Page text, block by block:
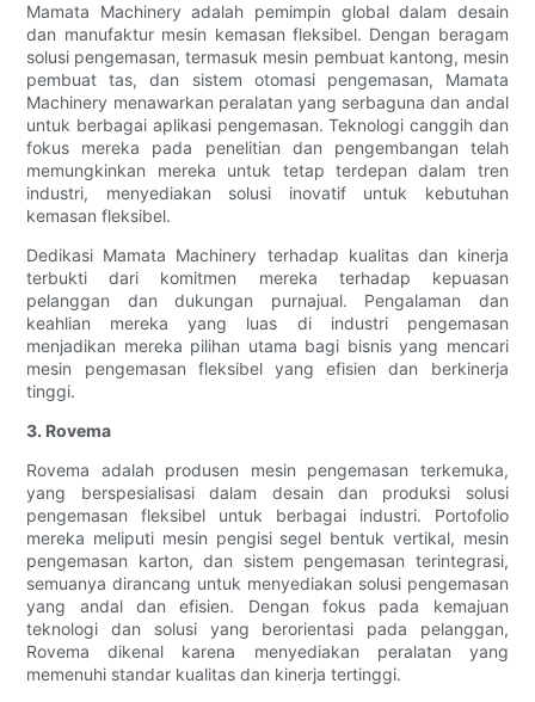
Mamata Machinery adalah pemimpin global dalam desain
dan manufaktur mesin kemasan fleksibel. Dengan beragam
solusi pengemasan, termasuk mesin pembuat kantong, mesin
pembuat tas, dan sistem otomasi pengemasan, Mamata
Machinery menawarkan peralatan yang serbaguna dan andal
untuk berbagai aplikasi pengemasan. Teknologi canggih dan
fokus mereka pada penelitian dan pengembangan telah
memungkinkan mereka untuk tetap terdepan dalam tren
industri, menyediakan solusi inovatif untuk kebutuhan
kemasan fleksibel.
Dedikasi Mamata Machinery terhadap kualitas dan kinerja
terbukti dari komitmen mereka terhadap kepuasan
pelanggan dan dukungan purnajual. Pengalaman dan
keahlian mereka yang luas di industri pengemasan
menjadikan mereka pilihan utama bagi bisnis yang mencari
mesin pengemasan fleksibel yang efisien dan berkinerja
tinggi.
3. Rovema
Rovema adalah produsen mesin pengemasan terkemuka,
yang berspesialisasi dalam desain dan produksi solusi
pengemasan fleksibel untuk berbagai industri. Portofolio
mereka meliputi mesin pengisi segel bentuk vertikal, mesin
pengemasan karton, dan sistem pengemasan terintegrasi,
semuanya dirancang untuk menyediakan solusi pengemasan
yang andal dan efisien. Dengan fokus pada kemajuan
teknologi dan solusi yang berorientasi pada pelanggan,
Rovema dikenal karena menyediakan peralatan yang
memenuhi standar kualitas dan kinerja tertinggi.